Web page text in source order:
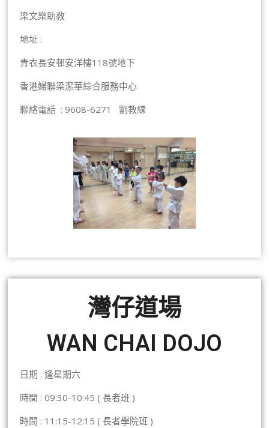
梁文樂助教
地址 :
青衣長安邨安洋樓118號地下
香港婦聯梁潔華綜合服務中心
聯絡電話 : 9608-6271 劉教練
灣仔道場
WAN CHAI DOJO
日期 : 逢星期六
時間 : 09:30-10:45 ( 長者班 )
時間 : 11:15-12:15 ( 長者學院班 )